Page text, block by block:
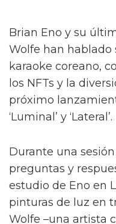
Brian Eno y su
Wolfe han hablado
karaoke coreano,
los NFTs y la
próximo
‘Luminal’ y ‘Lateral’.
Durante una
preguntas y
estudio de Eno en
pinturas de luz en
Wolfe –una artista